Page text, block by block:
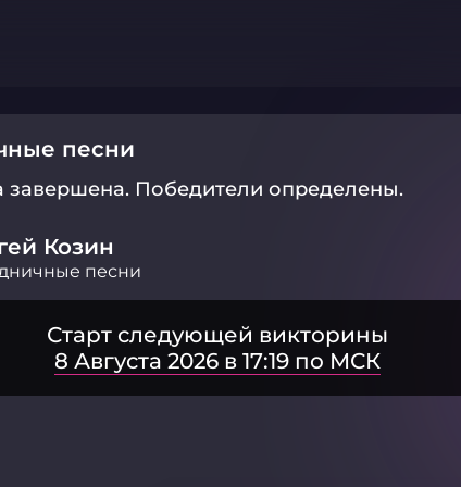
песни
завершена. Победители определены.
Козин
песни
Старт следующей викторины
8 Августа 2026 в 17:19 по МСК